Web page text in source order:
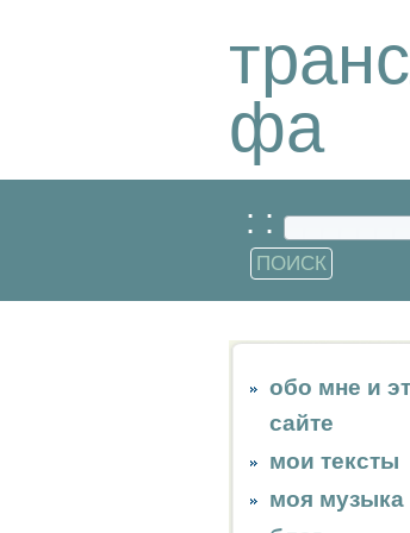
фа
: :
обо мне и
сайте
мои тексты
моя музыка